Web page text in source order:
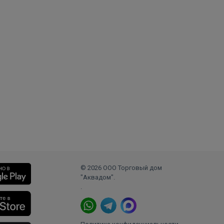
© 2026 ООО Торговый дом
"Аквадом".
.